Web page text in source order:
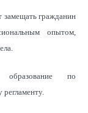
замещать гражданин
опытом,
образование по